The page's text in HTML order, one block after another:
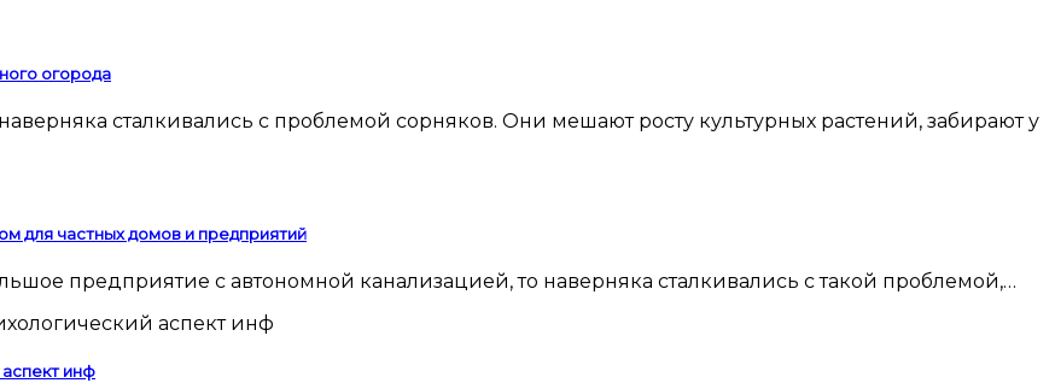
огорода
для частных домов и предприятий
предприятие с автономной канализацией, то наверняка сталкивались с такой проблемой,…
инф